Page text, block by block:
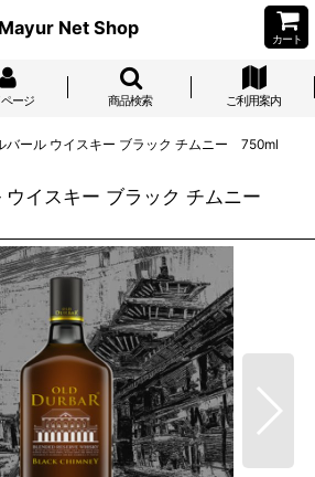
Mayur Net Shop
カート
ージ 商品検索 ご利用案内
バール ウイスキー ブラック チムニー 750ml
ウイスキー ブラック チムニー